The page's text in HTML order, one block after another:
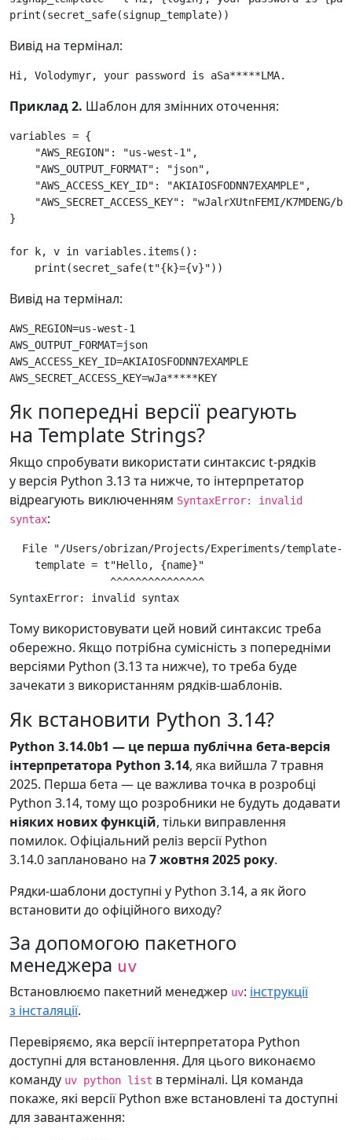
print (secret_safe(signup_template))
Вивід на термінал:
Приклад 2. Шаблон для змінних оточення:
variables = {
"AWS_REGION" : "us-west-1" ,
"AWS_OUTPUT_FORMAT" : "json" ,
"AWS_ACCESS_KEY_ID" : "AKIAIOSFODNN7EXAMPLE" ,
"AWS_SECRET_ACCESS_KEY" :
"wJalrXUtnFEMI/K7MDENG/
}
for k, v in variables . items ():
print (secret_safe(t"{k}={v}"))
Вивід на термінал:
AWS_REGION=us-west-1
AWS_OUTPUT_FORMAT=json
AWS_ACCESS_KEY_ID=AKIAIOSFODNN7EXAMPLE
Як попередні версії реагують
на Template Strings?
Якщо спробувати використати синтаксис t-рядків
у версія Python 3.13 та нижче, то інтерпретатор
відреагують виключенням SyntaxError: invalid
syntax:
File "/Users/obrizan/Projects/Experiments/template-
    template = t"Hello, {name}"
                ^^^^^^^^^^^^^^^
Тому використовувати цей новий синтаксис треба
обережно. Якщо потрібна сумісність з попередніми
версіями Python (3.13 та нижче), то треба буде
зачекати з використанням рядків-шаблонів.
Як встановити Python 3.14?
Python 3.14.0b1 — це перша публічна бета-версія
інтерпретатора Python 3.14, яка вийшла 7 травня
2025. Перша бета — це важлива точка в розробці
Python 3.14, тому що розробники не будуть додавати
ніяких нових функцій, тільки виправлення
помилок. Офіціальний реліз версії Python
3.14.0 заплановано на 7 жовтня 2025 року.
Рядки-шаблони доступні у Python 3.14, а як його
встановити до офіційного виходу?
За допомогою пакетного
менеджера uv
Встановлюємо пакетний менеджер uv: інструкції
з інсталяції.
Перевіряємо, яка версії інтерпретатора Python
доступні для встановлення. Для цього виконаємо
команду uv python list в терміналі. Ця команда
покаже, які версії Python вже встановлені та доступні
для завантаження: